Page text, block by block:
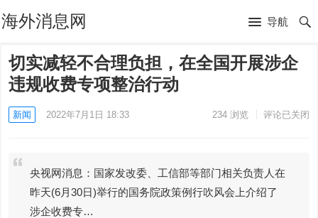
海外消息网 导航
切实减轻不合理负担，在全国开展涉企
违规收费专项整治行动
新闻 2022年7月1日 18:33 234浏览 评论已关闭
央视网消息：国家发改委、工信部等部门相关负责人在
昨天(6月30日)举行的国务院政策例行吹风会上介绍了
涉企收费专…